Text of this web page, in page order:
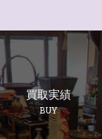
買取実績
BUY